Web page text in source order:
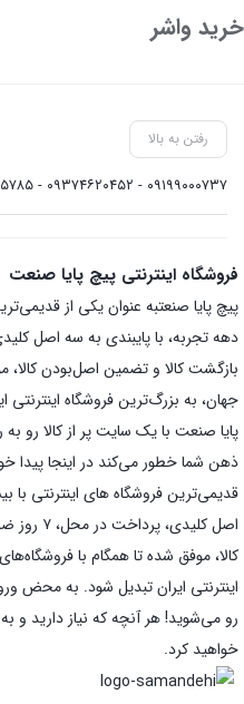
خرید واشر
رفتن به بالا
۰۹۱۹۹۰۰۰۷۳۷ - ۰۹۳۷۴۶۲۰۴۵۲ - ۰۲۱۶۶۶۱۵۷۸۵
فروشگاه اینترنتی پیچ پایا صنعت
پیچ پایا صنعتبه عنوان یکی از
بازگشت کالا و تضمین اصل‌بودن کالا،
جهان، به بزرگ‌ترین فروشگاه
پایا صنعت با یک سایت پر از کالا رو
ذهن شما خطور می‌کند در اینجا پیدا
قدیمی‌ترین فروشگاه های اینترنتی با
اصل
کالا، موفق شده تا همگام با
اینترنتی ایران تبدیل شود. به محض
رو می‌شوید! هر آنچه که نیاز دارید و
خواهید کرد.